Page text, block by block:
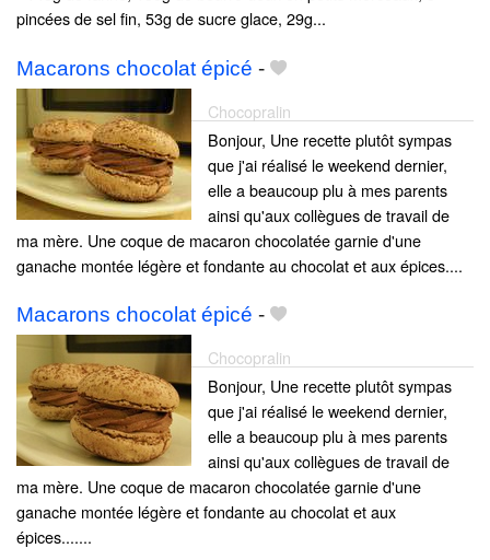
pincées de sel fin, 53g de sucre glace, 29g...
Macarons chocolat épicé -
Chocopralin
Bonjour, Une recette plutôt sympas
que j'ai réalisé le weekend dernier,
elle a beaucoup plu à mes parents
ainsi qu'aux collègues de travail de
ma mère. Une coque de macaron chocolatée garnie d'une
ganache montée légère et fondante au chocolat et aux épices....
Macarons chocolat épicé -
Chocopralin
Bonjour, Une recette plutôt sympas
que j'ai réalisé le weekend dernier,
elle a beaucoup plu à mes parents
ainsi qu'aux collègues de travail de
ma mère. Une coque de macaron chocolatée garnie d'une
ganache montée légère et fondante au chocolat et aux
épices.......